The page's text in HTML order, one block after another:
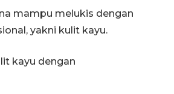
mampu melukis dengan
yakni kulit kayu.
kayu dengan